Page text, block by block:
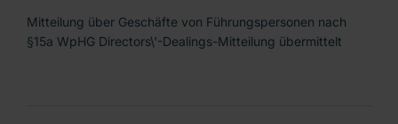
Mitteilung über Geschäfte von Führungspersonen nach
§15a WpHG Directors\'-Dealings-Mitteilung übermittelt